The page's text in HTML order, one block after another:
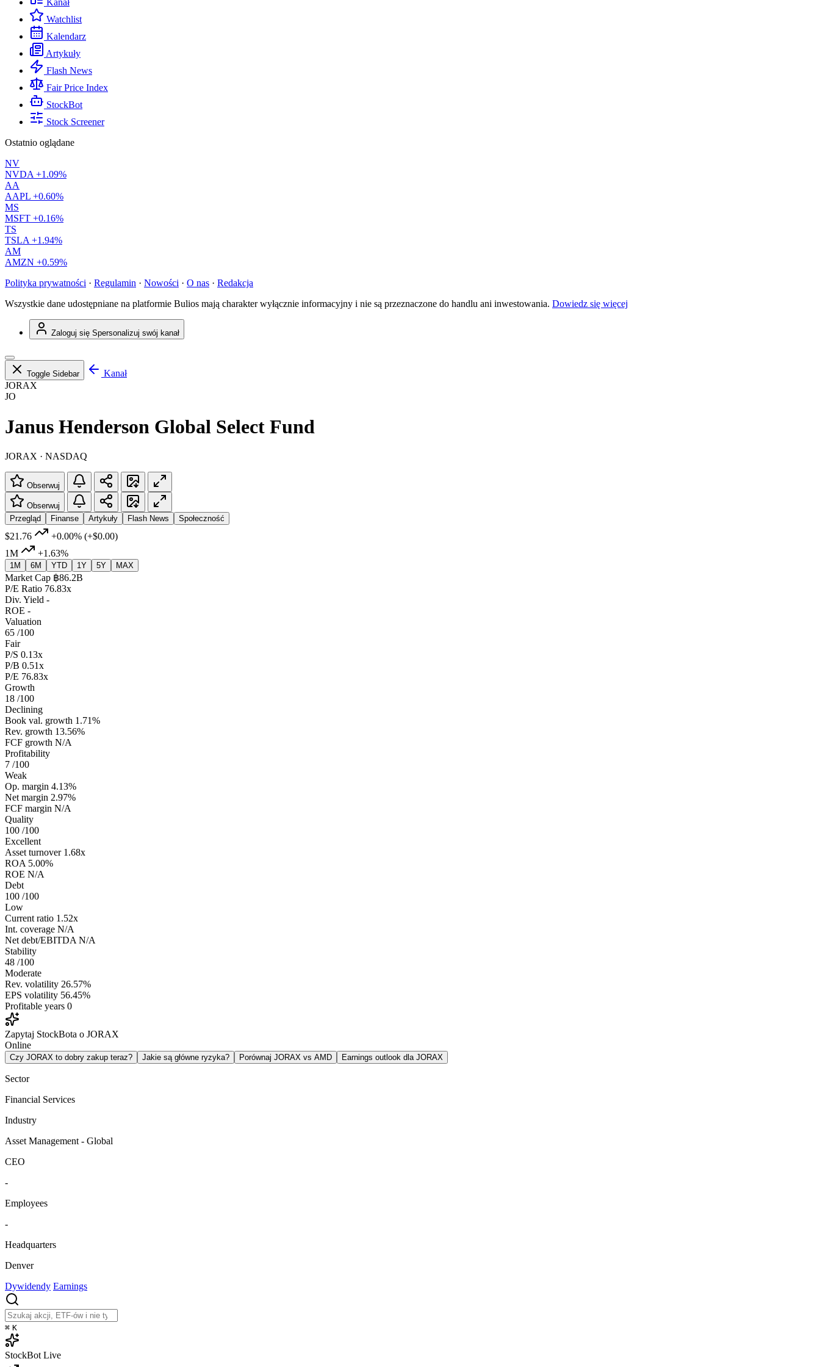
Kanał
Watchlist
Kalendarz
Artykuły
Flash News
Fair Price Index
StockBot
Stock Screener
Ostatnio oglądane
NV
NVDA +1.09%
AA
AAPL +0.60%
MS
MSFT +0.16%
TS
TSLA +1.94%
AM
AMZN +0.59%
Polityka prywatności · Regulamin · Nowości · O nas · Redakcja
Wszystkie dane udostępniane na platformie Bulios mają charakter wyłącznie informacyjny i nie są przeznaczone do handlu ani inwestowania. Dowiedz się więcej
Zaloguj się Spersonalizuj swój kanał
Toggle Sidebar
Kanał
JORAX
JO
Janus Henderson Global Select Fund
JORAX · NASDAQ
Obserwuj
Obserwuj
Przegląd
Finanse Artykuły Flash News Społeczność
$21.76 +0.00% (+$0.00)
1M
+1.63%
1M 6M YTD 1Y 5Y MAX
Market Cap ฿86.2B
P/E Ratio 76.83x
Div. Yield -
ROE -
Valuation
65 /100
Fair
P/S 0.13x
P/B 0.51x
P/E 76.83x
Growth
18 /100
Declining
Book val. growth 1.71%
Rev. growth 13.56%
FCF growth N/A
Profitability
7 /100
Weak
Op. margin 4.13%
Net margin 2.97%
FCF margin N/A
Quality
100 /100
Excellent
Asset turnover 1.68x
ROA 5.00%
ROE N/A
Debt
100 /100
Low
Current ratio 1.52x
Int. coverage N/A
Net debt/EBITDA N/A
Stability
48 /100
Moderate
Rev. volatility 26.57%
EPS volatility 56.45%
Profitable years 0
Zapytaj StockBota o JORAX
Online
Czy JORAX to dobry zakup teraz? Jakie są główne ryzyka? Porównaj JORAX vs AMD Earnings outlook dla JORAX
Sector
Financial Services
Industry
Asset Management - Global
CEO
-
Employees
-
Headquarters
Denver
Dywidendy Earnings
⌘ K
StockBot Live